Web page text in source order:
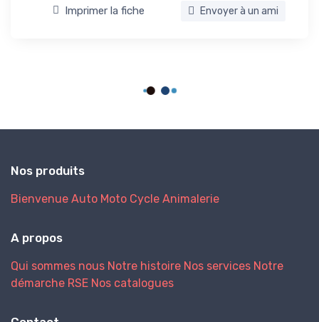
Imprimer la fiche Envoyer à un ami
Nos produits
Bienvenue Auto Moto Cycle Animalerie
A propos
Qui sommes nous Notre histoire Nos services Notre
démarche RSE Nos catalogues